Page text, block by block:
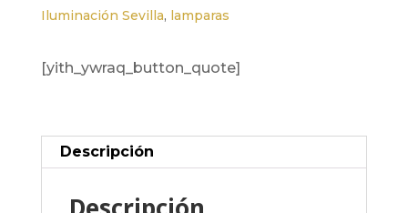
Iluminación Sevilla, lamparas
[yith_ywraq_button_quote]
Descripción